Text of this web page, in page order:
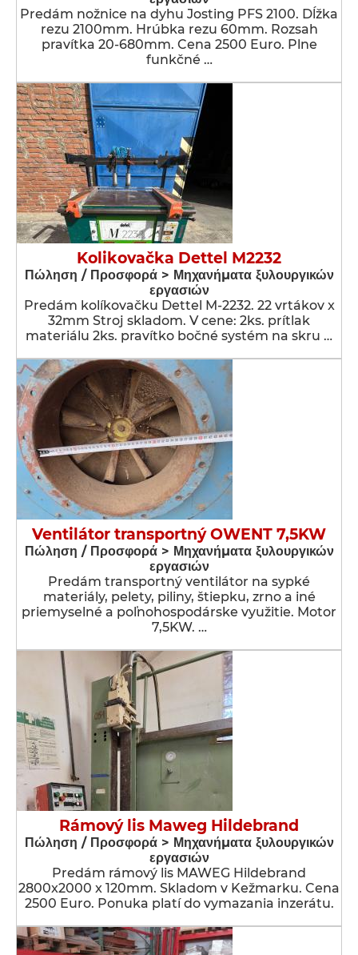
Predám nožnice na dyhu Josting PFS 2100. Dĺžka
rezu 2100mm. Hrúbka rezu 60mm. Rozsah
pravítka 20-680mm. Cena 2500 Euro. Plne
funkčné …
Kolikovačka Dettel M2232
Πώληση / Προσφορά > Μηχανήματα ξυλουργικών
εργασιών
Predám kolíkovačku Dettel M-2232. 22 vrtákov x
32mm Stroj skladom. V cene: 2ks. prítlak
materiálu 2ks. pravítko bočné systém na skru …
Ventilátor transportný OWENT 7,5KW
Πώληση / Προσφορά > Μηχανήματα ξυλουργικών
εργασιών
Predám transportný ventilátor na sypké
materiály, pelety, piliny, štiepku, zrno a iné
priemyselné a poľnohospodárske využitie. Motor
7,5KW. …
Rámový lis Maweg Hildebrand
Πώληση / Προσφορά > Μηχανήματα ξυλουργικών
εργασιών
Predám rámový lis MAWEG Hildebrand
2800x2000 x 120mm. Skladom v Kežmarku. Cena
2500 Euro. Ponuka platí do vymazania inzerátu.